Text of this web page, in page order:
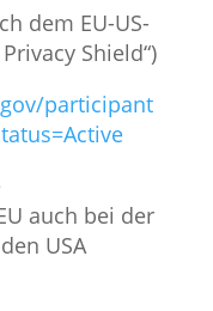
dem EU-US-
Shield“)
participant
auch bei der
USA